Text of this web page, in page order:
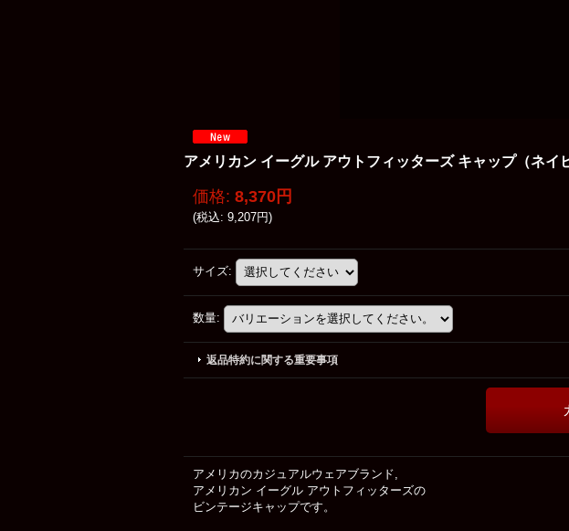
アメリカン イーグル アウトフィッターズ キャップ（ネ
価格: 8,370円
(税込: 9,207円)
サイズ:
数量:
返品特約に関する重要事項
アメリカのカジュアルウェアブランド,
アメリカン イーグル アウトフィッターズの
ビンテージキャップです。